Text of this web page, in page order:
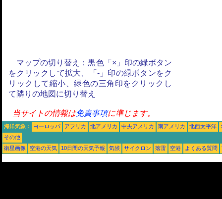
マップの切り替え：黒色「×」印の緑ボタン
をクリックして拡大、「-」印の緑ボタンをク
リックして縮小、緑色の三角印をクリックし
て隣りの地図に切り替え
当サイトの情報は免責事項に準じます。
海洋気象 : ヨーロッパ アフリカ 北アメリカ 中央アメリカ 南アメリカ 北西太平洋
その他
衛星画像
空港の天気 10日間の天気予報 気候 サイクロン 落雷 空港 よくある質問